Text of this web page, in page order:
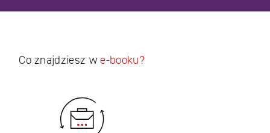
Co znajdziesz we-booku?